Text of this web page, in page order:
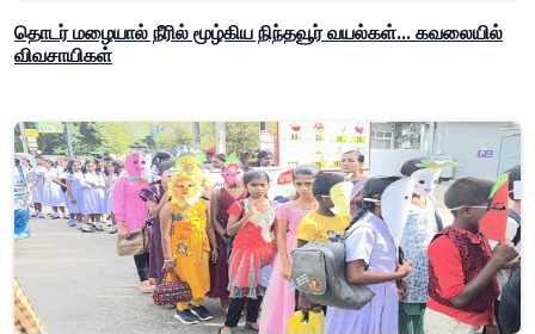
தொடர் மழையால் நீரில் மூழ்கிய நிந்தவூர் வயல்கள்... கவலையில்
விவசாயிகள்